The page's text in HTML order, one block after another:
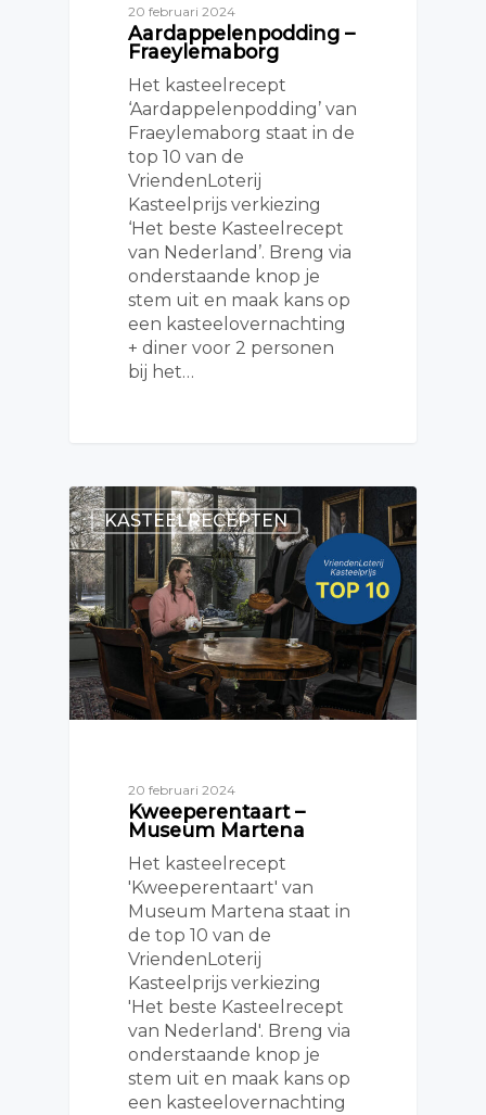
20 februari 2024
Aardappelenpodding –
Fraeylemaborg
Het kasteelrecept
‘Aardappelenpodding’ van
Fraeylemaborg staat in de
top 10 van de
VriendenLoterij
Kasteelprijs verkiezing
‘Het beste Kasteelrecept
van Nederland’. Breng via
onderstaande knop je
stem uit en maak kans op
een kasteelovernachting
+ diner voor 2 personen
bij het…
KASTEELRECEPTEN
20 februari 2024
Kweeperentaart –
Museum Martena
Het kasteelrecept
'Kweeperentaart' van
Museum Martena staat in
de top 10 van de
VriendenLoterij
Kasteelprijs verkiezing
'Het beste Kasteelrecept
van Nederland'. Breng via
onderstaande knop je
stem uit en maak kans op
een kasteelovernachting